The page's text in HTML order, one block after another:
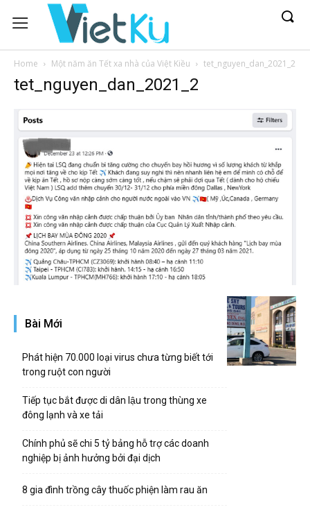
Home Một năm ăn Tết xa nhà của Việt Kiều tet_nguyen_dan_2021_2
tet_nguyen_dan_2021_2
Bài Mới
Phát hiện 70.000 loại virus chưa từng biết tới
trong ruột con người
Tiếp tục bắt được di dân lậu trong thùng xe
đông lạnh và xe tải
Chính phủ sẽ chi 5 tỷ bảng hỗ trợ các doanh
nghiệp bị ảnh hưởng bởi đại dịch
8 gia đình trồng cây thuốc phiện làm rau ăn